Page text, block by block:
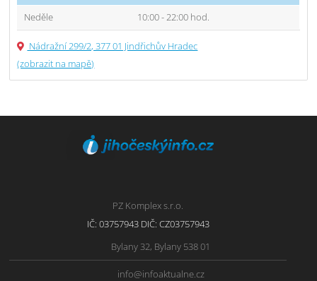
Neděle
10:00 - 22:00 hod.
Nádražní 299/2, 377 01 Jindřichův Hradec
(zobrazit na mapě)
PZ Komplex s.r.o.
IČ: 03757943 DIČ: CZ03757943
Bylany 32, Bylany 538 01
info@infoaktualne.cz